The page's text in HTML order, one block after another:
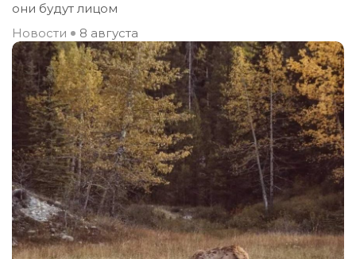
они будут лицом
Новости
8 августа